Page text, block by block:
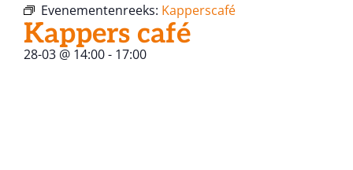
Evenementenreeks: Kapperscafé
Kappers café
28-03 @ 14:00- 17:00